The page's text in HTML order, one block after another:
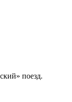
поезд.